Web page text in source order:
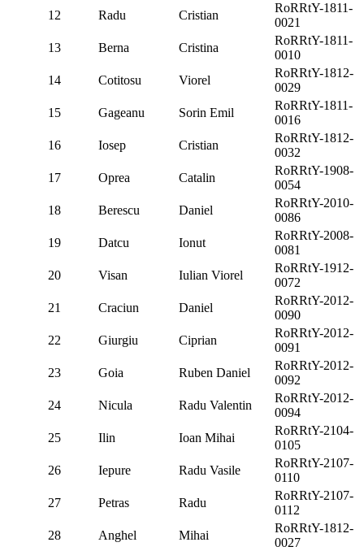
12
Radu Cristian
RoRRtY-1811-
0021
13
Berna Cristina
RoRRtY-1811-
0010
14
Cotitosu Viorel
RoRRtY-1812-
0029
15
Gageanu Sorin Emil
RoRRtY-1811-
0016
16
Iosep Cristian
RoRRtY-1812-
0032
17
Oprea Catalin
RoRRtY-1908-
0054
18
Berescu Daniel
RoRRtY-2010-
0086
19
Datcu Ionut
RoRRtY-2008-
0081
20
Visan Iulian Viorel
RoRRtY-1912-
0072
21
Craciun Daniel
RoRRtY-2012-
0090
22
Giurgiu Ciprian
RoRRtY-2012-
0091
23
Goia Ruben Daniel
RoRRtY-2012-
0092
24
Nicula Radu Valentin
RoRRtY-2012-
0094
25
Ilin Ioan Mihai
RoRRtY-2104-
0105
26
Iepure Radu Vasile
RoRRtY-2107-
0110
27
Petras Radu
RoRRtY-2107-
0112
28
Anghel Mihai
RoRRtY-1812-
0027